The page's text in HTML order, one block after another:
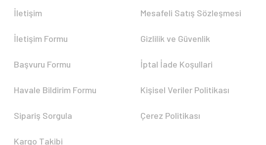
İletişim
İletişim Formu
Başvuru Formu
Havale Bildirim Formu
Sipariş Sorgula
Kargo Takibi
Mesafeli Satış Sözleşmesi
Gizlilik ve Güvenlik
İptal İade Koşullari
Kişisel Veriler Politikası
Çerez Politikası